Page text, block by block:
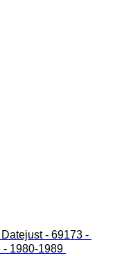
- 69173 -
- 1980-1989